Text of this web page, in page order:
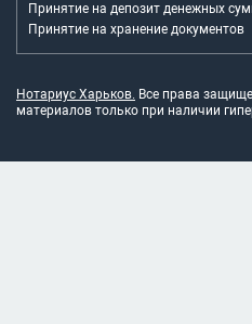
Принятие на депозит денежных
Принятие на хранение документов
Нотариус Харьков. Все права
материалов только при наличии